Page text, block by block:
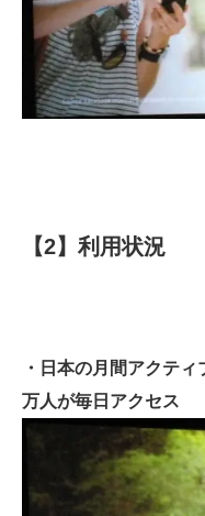
【2】利用状況
・日本の月間アクテ
万人が毎日アクセス